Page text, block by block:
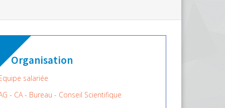
Organisation
salariée
- CA - Bureau - Conseil Scientifique